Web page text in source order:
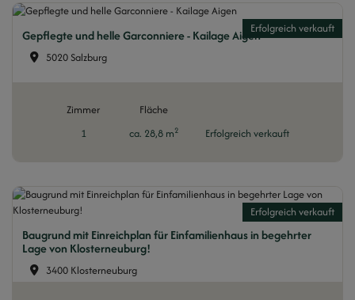
Erfolgreich verkauft
Gepflegte und helle Garconniere - Kailage Aigen
5020 Salzburg
Zimmer
1
Fläche
ca. 28,8 m2 Erfolgreich verkauft
Erfolgreich verkauft
Baugrund mit Einreichplan für Einfamilienhaus in begehrter
Lage von Klosterneuburg!
3400 Klosterneuburg